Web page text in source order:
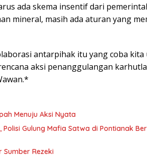
ada skema insentif dari
mineral, masih ada aturan yang
antarpihak itu yang coba kita
aksi penanggulangan
Menuju Aksi Nyata
Gulung Mafia Satwa di Pontianak
Sumber Rezeki